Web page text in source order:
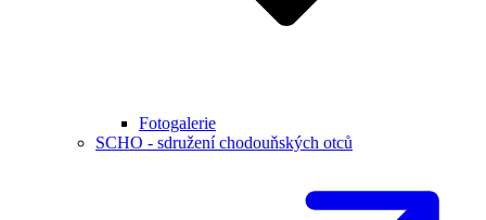
Fotogalerie
SCHO - sdružení chodouňských otců